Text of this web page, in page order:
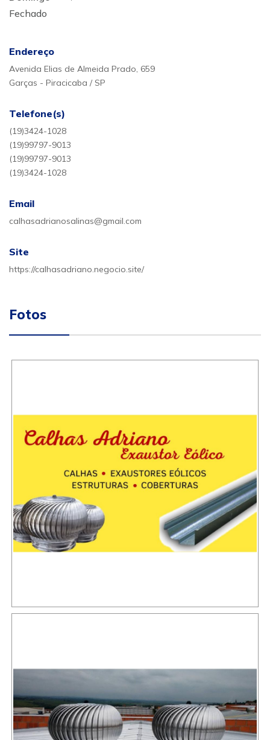
Fechado
Endereço
Avenida Elias de Almeida Prado, 659
Garças - Piracicaba / SP
Telefone(s)
(19)3424-1028
(19)99797-9013
(19)99797-9013
(19)3424-1028
Email
calhasadrianosalinas@gmail.com
Site
https://calhasadriano.negocio.site/
Fotos